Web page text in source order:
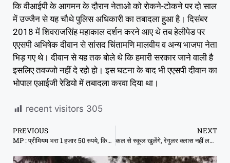
कि वीआईपी के आगमन के दौरान नेताओ को रोकने-टोकने पर दो साल
में उज्जैन से यह चौथे पुलिस अधिकारी का तबादला हुआ है। दिसंबर
2018 में शिवराजसिंह महाकाल दर्शन करने आए थे तब हेलीपेड पर
एएसपी अभिषेक दीवान से सांसद चिंतामणि मालवीय व अन्य भाजपा नेता
भिड़ गए थे। दीवान से यह तक बोले थे कि हमारी सरकार जाने वाली है
इसलिए तवज्जो नहीं दे रहो हो। इस घटना के बाद भी एएसपी दीवान का
भोपाल एआईजी रेडियो में तबादला करवा दिया था।
recent visitors 305
PREVIOUS
MP : प्रीमियम भरा 1 हजार 50 रुपये, किसान को फसल बीमा के नाम पर मिली 1 रुपये की राशि
NEXT
कल से स्कूल खुलेंगे, रेगुलर क्लास नहीं लगेगी, दो घंटे के लिए स्कूल जा पाएंगे छात्र